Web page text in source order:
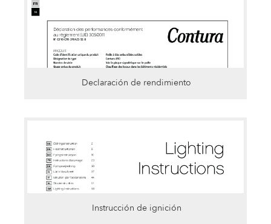
Declaración de rendimiento
Instrucción de ignición